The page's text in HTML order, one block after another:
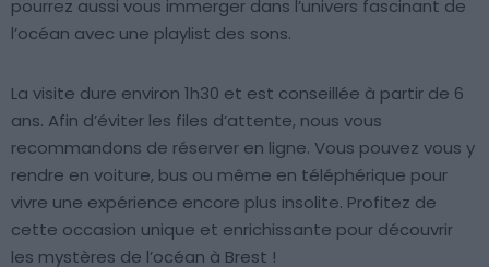
pourrez aussi vous immerger dans l’univers fascinant de
l’océan avec une playlist des sons.
La visite dure environ 1h30 et est conseillée à partir de 6
ans. Afin d’éviter les files d’attente, nous vous
recommandons de réserver en ligne. Vous pouvez vous y
rendre en voiture, bus ou même en téléphérique pour
vivre une expérience encore plus insolite. Profitez de
cette occasion unique et enrichissante pour découvrir
les mystères de l’océan à Brest !